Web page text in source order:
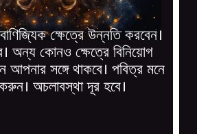
ক্ষেত্রে উন্নতি করবেন।
অন্য কোনও ক্ষেত্রে বিনিয়োগ
সঙ্গে থাকবে। পবিত্র মনে
অচলাবস্থা দূর হবে।